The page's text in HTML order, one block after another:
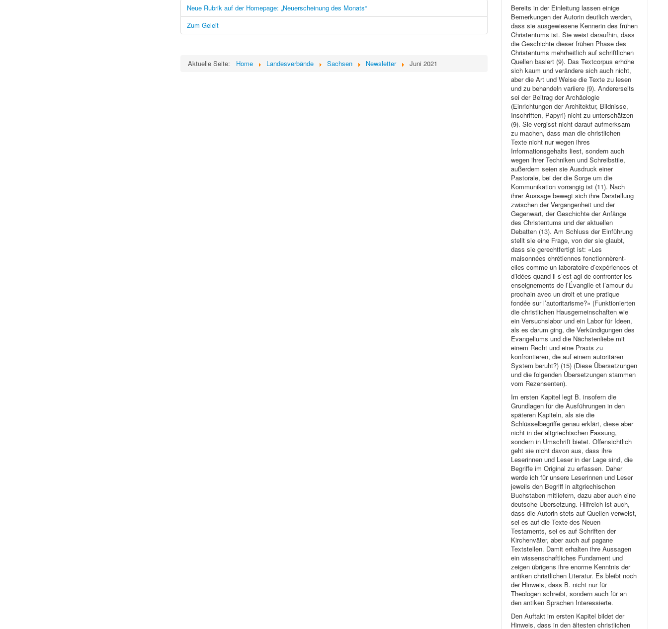
Neue Rubrik auf der Homepage: „Neuerscheinung des Monats“
Zum Geleit
Aktuelle Seite: Home Landesverbände Sachsen Newsletter Juni 2021
Bereits in der Einleitung lassen einige
Bemerkungen der Autorin deutlich werden,
dass sie ausgewiesene Kennerin des frühen
Christentums ist. Sie weist daraufhin, dass
die Geschichte dieser frühen Phase des
Christentums mehrheitlich auf schriftlichen
Quellen basiert (9). Das Textcorpus erhöhe
sich kaum und verändere sich auch nicht,
aber die Art und Weise die Texte zu lesen
und zu behandeln variiere (9). Andererseits
sei der Beitrag der Archäologie
(Einrichtungen der Architektur, Bildnisse,
Inschriften, Papyri) nicht zu unterschätzen
(9). Sie vergisst nicht darauf aufmerksam
zu machen, dass man die christlichen
Texte nicht nur wegen ihres
Informationsgehalts liest, sondern auch
wegen ihrer Techniken und Schreibstile,
außerdem seien sie Ausdruck einer
Pastorale, bei der die Sorge um die
Kommunikation vorrangig ist (11). Nach
ihrer Aussage bewegt sich ihre Darstellung
zwischen der Vergangenheit und der
Gegenwart, der Geschichte der Anfänge
des Christentums und der aktuellen
Debatten (13). Am Schluss der Einführung
stellt sie eine Frage, von der sie glaubt,
dass sie gerechtfertigt ist: «Les
maisonnées chrétiennes fonctionnèrent-
elles comme un laboratoire d’expériences et
d’idées quand il s’est agi de confronter les
enseignements de l’Évangile et l’amour du
prochain avec un droit et une pratique
fondée sur l’autoritarisme?» (Funktionierten
die christlichen Hausgemeinschaften wie
ein Versuchslabor und ein Labor für Ideen,
als es darum ging, die Verkündigungen des
Evangeliums und die Nächstenliebe mit
einem Recht und eine Praxis zu
konfrontieren, die auf einem autoritären
System beruht?) (15) (Diese Übersetzungen
und die folgenden Übersetzungen stammen
vom Rezensenten).
Im ersten Kapitel legt B. insofern die
Grundlagen für die Ausführungen in den
späteren Kapiteln, als sie die
Schlüsselbegriffe genau erklärt, diese aber
nicht in der altgriechischen Fassung,
sondern in Umschrift bietet. Offensichtlich
geht sie nicht davon aus, dass ihre
Leserinnen und Leser in der Lage sind, die
Begriffe im Original zu erfassen. Daher
werde ich für unsere Leserinnen und Leser
jeweils den Begriff in altgriechischen
Buchstaben mitliefern, dazu aber auch eine
deutsche Übersetzung. Hilfreich ist auch,
dass die Autorin stets auf Quellen verweist,
sei es auf die Texte des Neuen
Testaments, sei es auf Schriften der
Kirchenväter, aber auch auf pagane
Textstellen. Damit erhalten ihre Aussagen
ein wissenschaftliches Fundament und
zeigen übrigens ihre enorme Kenntnis der
antiken christlichen Literatur. Es bleibt noch
der Hinweis, dass B. nicht nur für
Theologen schreibt, sondern auch für an
den antiken Sprachen Interessierte.
Den Auftakt im ersten Kapitel bildet der
Hinweis, dass in den ältesten christlichen